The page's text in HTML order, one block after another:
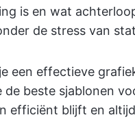
is en wat
de stress van
een effectieve
de beste sjablonen
efficiënt blijft en